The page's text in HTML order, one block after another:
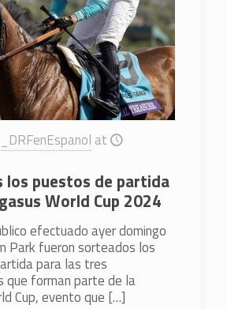
at
los puestos de partida
World Cup 2024
efectuado ayer domingo
Park fueron sorteados los
para las tres
que forman parte de la
Cup, evento que […]